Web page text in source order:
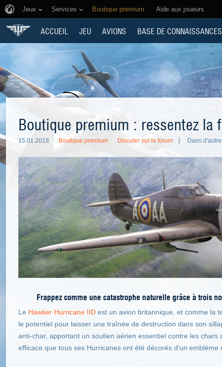
Jeux Services Boutique premium Aide aux joueurs
ACCUEIL JEU AVIONS BASE DE CONNAISSANCES
Boutique premium : ressentez la
15.01.2018 Boutique premium Discuter sur le forum Dans
Frappez comme une catastrophe naturelle grâce à trois
Le Hawker Hurricane IID est un avion britannique, et comme la
le potentiel pour laisser une traînée de destruction dans son
anti-char, apportant un soutien aérien essentiel contre les
efficace que tous ses Hurricanes ont été décorés d'un